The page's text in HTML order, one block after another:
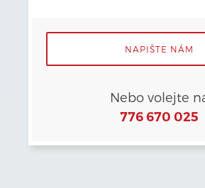
NAPIŠTE NÁM
Nebo volejte
776 670 025